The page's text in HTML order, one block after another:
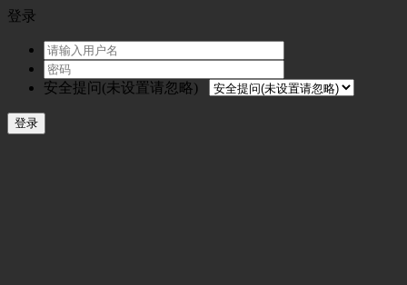
登录
安全提问(未设置请忽略)
登录